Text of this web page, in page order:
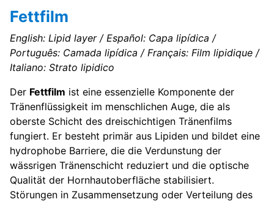
Fettfilm
English: Lipid layer / Español: Capa lipídica /
Português: Camada lipídica / Français: Film lipidique /
Italiano: Strato lipidico
Der Fettfilm ist eine essenzielle Komponente der
Tränenflüssigkeit im menschlichen Auge, die als
oberste Schicht des dreischichtigen Tränenfilms
fungiert. Er besteht primär aus Lipiden und bildet eine
hydrophobe Barriere, die die Verdunstung der
wässrigen Tränenschicht reduziert und die optische
Qualität der Hornhautoberfläche stabilisiert.
Störungen in Zusammensetzung oder Verteilung des